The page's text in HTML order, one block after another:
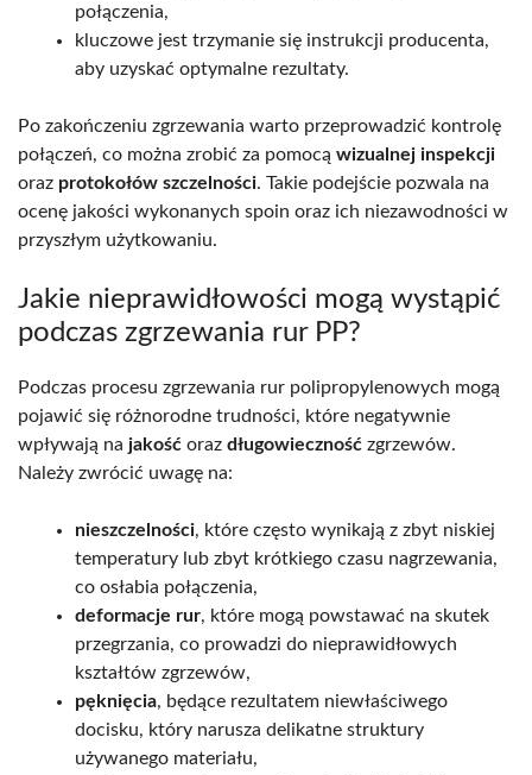
połączenia,
kluczowe jest trzymanie się instrukcji producenta,
aby uzyskać optymalne rezultaty.
Po zakończeniu zgrzewania warto przeprowadzić kontrolę
połączeń, co można zrobić za pomocą wizualnej inspekcji
oraz protokołów szczelności. Takie podejście pozwala na
ocenę jakości wykonanych spoin oraz ich niezawodności w
przyszłym użytkowaniu.
Jakie nieprawidłowości mogą wystąpić
podczas zgrzewania rur PP?
Podczas procesu zgrzewania rur polipropylenowych mogą
pojawić się różnorodne trudności, które negatywnie
wpływają na jakość oraz długowieczność zgrzewów.
Należy zwrócić uwagę na:
nieszczelności, które często wynikają z zbyt niskiej
temperatury lub zbyt krótkiego czasu nagrzewania,
co osłabia połączenia,
deformacje rur, które mogą powstawać na skutek
przegrzania, co prowadzi do nieprawidłowych
kształtów zgrzewów,
pęknięcia, będące rezultatem niewłaściwego
docisku, który narusza delikatne struktury
używanego materiału,